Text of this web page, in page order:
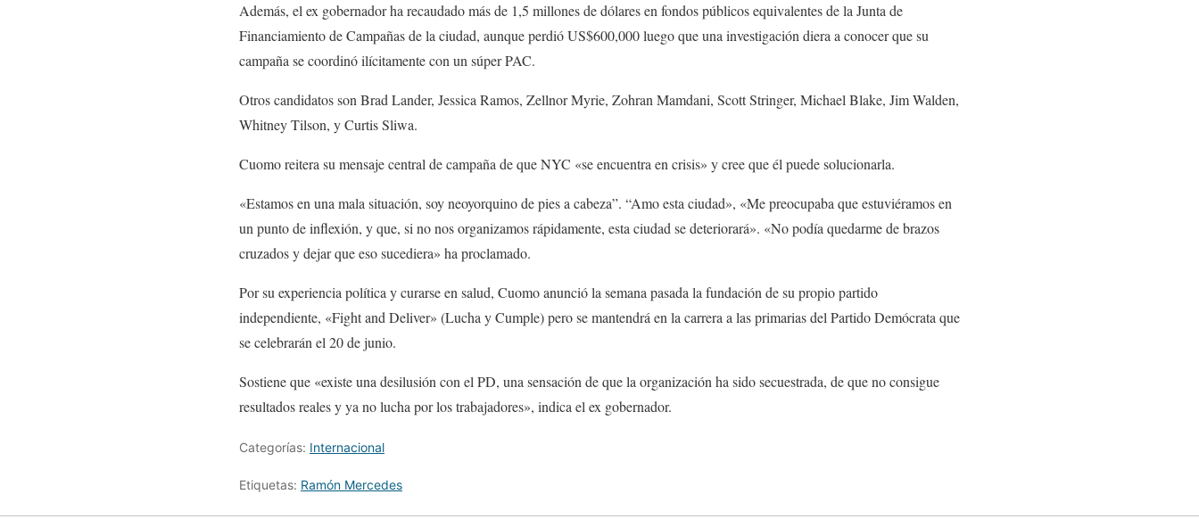
Además, el ex gobernador ha recaudado más de 1,5 millones de dólares en fondos públicos equivalentes de la Junta de
Financiamiento de Campañas de la ciudad, aunque perdió US$600,000 luego que una investigación diera a conocer que su
campaña se coordinó ilícitamente con un súper PAC.
Otros candidatos son Brad Lander, Jessica Ramos, Zellnor Myrie, Zohran Mamdani, Scott Stringer, Michael Blake, Jim Walden,
Whitney Tilson, y Curtis Sliwa.
Cuomo reitera su mensaje central de campaña de que NYC «se encuentra en crisis» y cree que él puede solucionarla.
«Estamos en una mala situación, soy neoyorquino de pies a cabeza”. “Amo esta ciudad», «Me preocupaba que estuviéramos en
un punto de inflexión, y que, si no nos organizamos rápidamente, esta ciudad se deteriorará». «No podía quedarme de brazos
cruzados y dejar que eso sucediera» ha proclamado.
Por su experiencia política y curarse en salud, Cuomo anunció la semana pasada la fundación de su propio partido
independiente, «Fight and Deliver» (Lucha y Cumple) pero se mantendrá en la carrera a las primarias del Partido Demócrata que
se celebrarán el 20 de junio.
Sostiene que «existe una desilusión con el PD, una sensación de que la organización ha sido secuestrada, de que no consigue
resultados reales y ya no lucha por los trabajadores», indica el ex gobernador.
Categorías: Internacional
Etiquetas: Ramón Mercedes